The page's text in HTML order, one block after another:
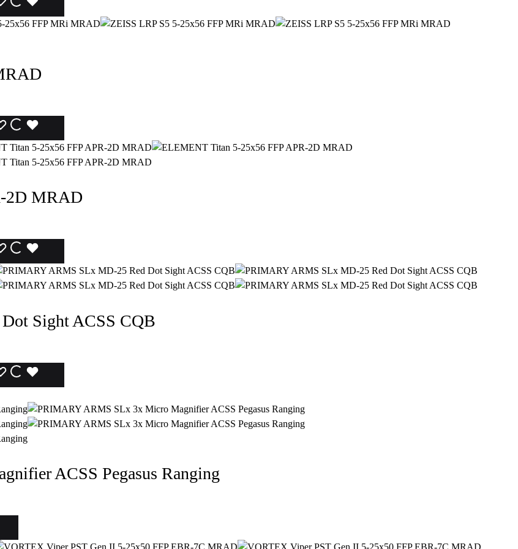
LISTA
DEI
LISTA
DEIDEI
LISTA
DEI
LISTA
DEIDEI
2D MRAD
LISTA
DEI
LISTA
DEIDEI
Sight ACSS CQB
LISTA
DESIDERI
LISTA
DESIDERI
DESIDERI
ACSS Pegasus Ranging